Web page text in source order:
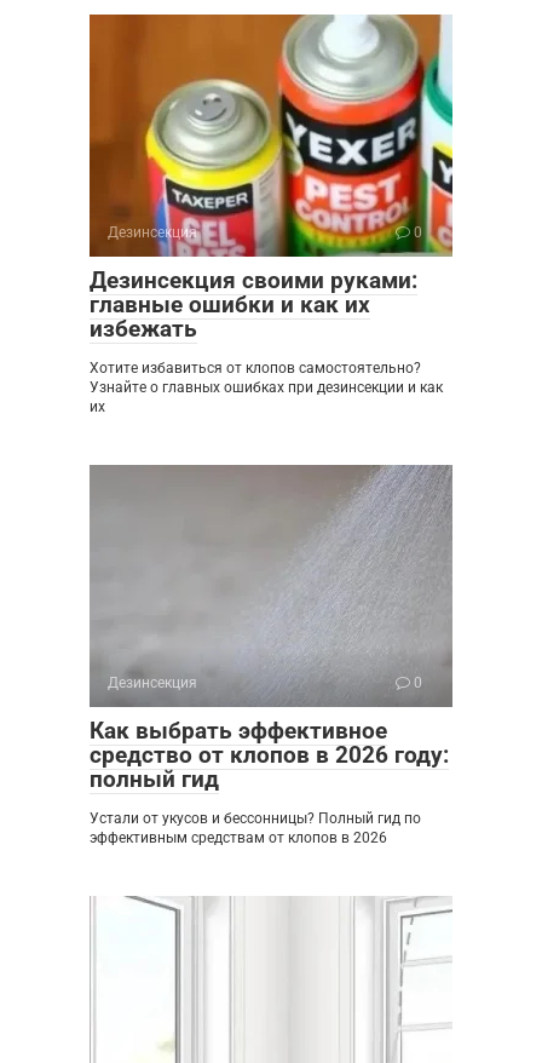
Дезинсекция 0
Дезинсекция своими руками:
главные ошибки и как их
избежать
Хотите избавиться от клопов самостоятельно?
Узнайте о главных ошибках при дезинсекции и как
их
Дезинсекция 0
Как выбрать эффективное
средство от клопов в 2026 году:
полный гид
Устали от укусов и бессонницы? Полный гид по
эффективным средствам от клопов в 2026